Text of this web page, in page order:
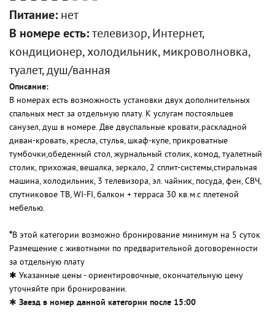
Питание: нет
В номере есть: телевизор, Интернет,
кондиционер, холодильник, микроволновка,
туалет, душ/ванная
Описание:
В номерах есть возможность установки двух дополнительных
спальных мест за отдельную плату. К услугам постояльцев
санузел, душ в номере. Две двуспальные кровати,раскладной
диван-кровать, кресла, стулья, шкаф-купе, прикроватные
тумбочки,обеденный стол, журнальный столик, комод, туалетный
столик, прихожая, вешалка, зеркало, 2 сплит-системы,стиральная
машина, холодильник, 3 телевизора, эл. чайник, посуда, фен, СВЧ,
спутниковое ТВ, WI-FI, балкон + терраса 30 кв.м.с плетеной
мебелью.
*В этой категории возможно бронирование минимум на 5 суток
Размещение с животными по предварительной договоренности
за отдельную плату
✱ Указанные цены - ориентировочные, окончательную цену
уточняйте при бронировании.
✱ Заезд в номер данной категории после 15:00